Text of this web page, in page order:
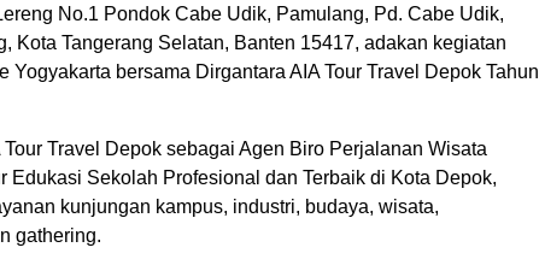
No.1 Pondok Cabe Udik, Pamulang, Pd. Cabe Udik,
Kota Tangerang Selatan, Banten 15417, adakan kegiatan
Yogyakarta bersama Dirgantara AIA Tour Travel Depok Tahun
Tour Travel Depok sebagai Agen Biro Perjalanan Wisata
Edukasi Sekolah Profesional dan Terbaik di Kota Depok,
kunjungan kampus, industri, budaya, wisata,
gathering.